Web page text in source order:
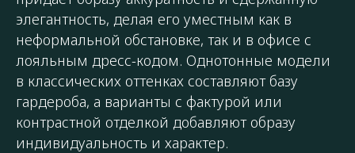
элегантность, делая его уместным как в
неформальной обстановке, так и в офисе с
лояльным дресс-кодом. Однотонные модели
в классических оттенках составляют базу
гардероба, а варианты с фактурой или
контрастной отделкой добавляют образу
индивидуальность и характер.